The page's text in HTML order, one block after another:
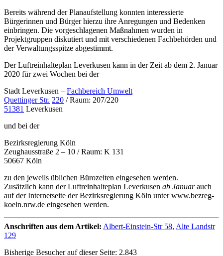
Bereits während der Planaufstellung konnten interessierte
Bürgerinnen und Bürger hierzu ihre Anregungen und Bedenken
einbringen. Die vorgeschlagenen Maßnahmen wurden in
Projektgruppen diskutiert und mit verschiedenen Fachbehörden und
der Verwaltungsspitze abgestimmt.
Der Luftreinhalteplan Leverkusen kann in der Zeit ab dem 2. Januar
2020 für zwei Wochen bei der
Stadt Leverkusen – Fachbereich Umwelt
Quettinger Str. 220 / Raum: 207/220
51381 Leverkusen
und bei der
Bezirksregierung Köln
Zeughausstraße 2 – 10 / Raum: K 131
50667 Köln
zu den jeweils üblichen Bürozeiten eingesehen werden.
Zusätzlich kann der Luftreinhalteplan Leverkusen ab Januarauch
auf der Internetseite der Bezirksregierung Köln unter www.bezreg-
koeln.nrw.de eingesehen werden.
Anschriften aus dem Artikel: Albert-Einstein-Str 58, Alte Landstr
129
Bisherige Besucher auf dieser Seite: 2.843